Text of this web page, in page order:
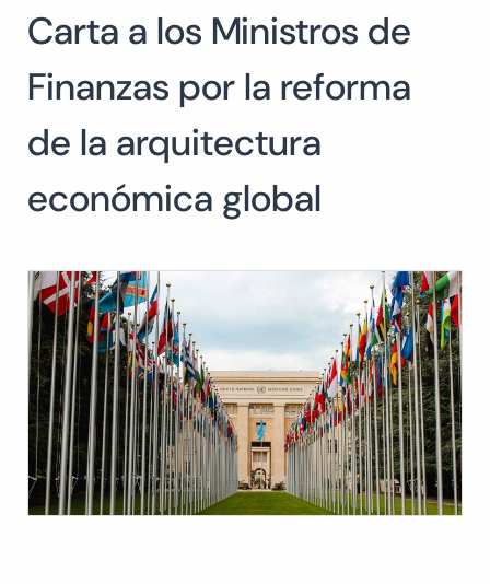
Buscar:
Carta a los Ministros de
Finanzas por la reforma
de la arquitectura
económica global